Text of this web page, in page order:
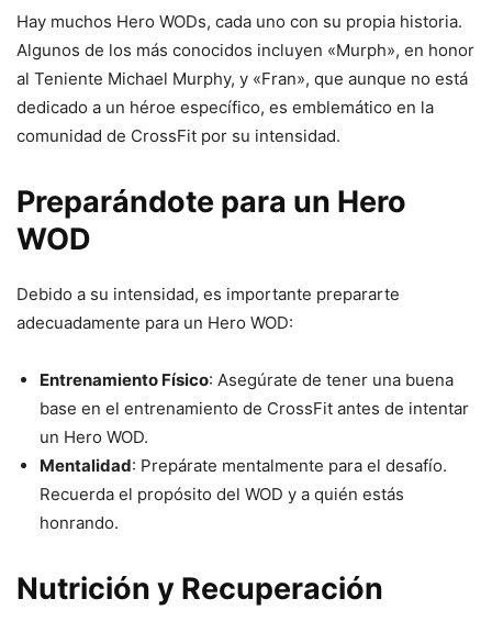
Hay muchos Hero WODs, cada uno con su propia historia.
Algunos de los más conocidos incluyen «Murph», en honor
al Teniente Michael Murphy, y «Fran», que aunque no está
dedicado a un héroe específico, es emblemático en la
comunidad de CrossFit por su intensidad.
Preparándote para un Hero
WOD
Debido a su intensidad, es importante prepararte
adecuadamente para un Hero WOD:
Entrenamiento Físico: Asegúrate de tener una buena
base en el entrenamiento de CrossFit antes de intentar
un Hero WOD.
Mentalidad: Prepárate mentalmente para el desafío.
Recuerda el propósito del WOD y a quién estás
honrando.
Nutrición y Recuperación